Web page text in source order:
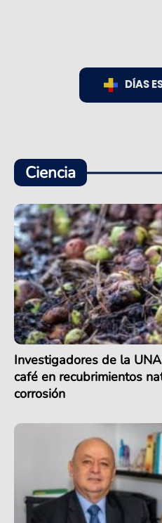
DÍAS
Ciencia
Investigadores de la
café en recubrimientos
corrosión